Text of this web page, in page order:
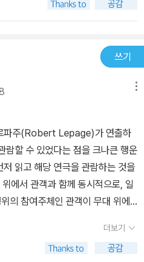
에는 그 흔적이 그대로 보존된다.
각 기능을 수행하는 방식이 이와
그램을 시각기억에 대한 은유로
의 저장에 관한 이론으로까지 이
대의 신경망 연구자에 이르기까지
유가 점차 기술적으로 변해가는 것
요와 델뵈프의 축음기적 청각기억,
’, 튜링의 ‘전자두뇌’, 그리고 오늘
기억으로 여겨지는 ‘신경망’까지.
박물관을 돌아보는 일과 어느 정
아타나시우스 키르허의 ‘은유 기
. 기억의 은유는 계속해서 변형되
의 기억을 닮아 있다. 은유들이
쓰기
파주(Robert Lepage)가 연출하
할 수 있었다는 점을 크나큰 행운
읽고 해당 연극을 관람하는 것을
에서 관객과 함께 동시적으로, 일
의 참여주체인 관객이 무대 위에
하길 포기하는 일이나 다름없다고
라는 연출가 겸 배우에 대한 과문
더보기